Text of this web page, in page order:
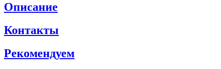
Описание
Контакты
Рекомендуем